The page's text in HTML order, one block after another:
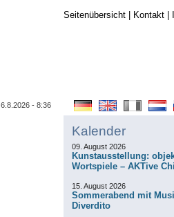
Seitenübersicht| Kontakt|
6.8.2026 - 8:36
Kalender
09. August 2026
Kunstausstellung:
Wortspiele – AKTive
15. August 2026
Sommerabend mit
Diverdito